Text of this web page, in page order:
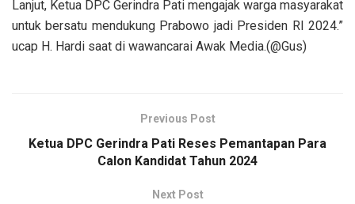
Lanjut, Ketua DPC Gerindra Pati mengajak warga masyarakat
untuk bersatu mendukung Prabowo jadi Presiden RI 2024.”
ucap H. Hardi saat di wawancarai Awak Media.(@Gus)
Previous Post
Ketua DPC Gerindra Pati Reses Pemantapan Para
Calon Kandidat Tahun 2024
Next Post